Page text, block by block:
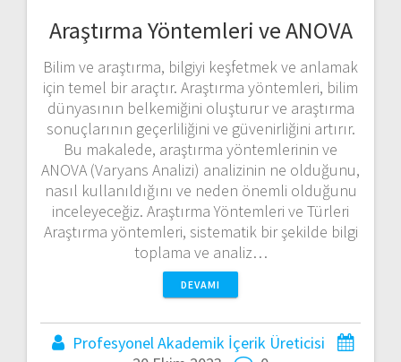
Araştırma Yöntemleri ve ANOVA
Bilim ve araştırma, bilgiyi keşfetmek ve anlamak
için temel bir araçtır. Araştırma yöntemleri, bilim
dünyasının belkemiğini oluşturur ve araştırma
sonuçlarının geçerliliğini ve güvenirliğini artırır.
Bu makalede, araştırma yöntemlerinin ve
ANOVA (Varyans Analizi) analizinin ne olduğunu,
nasıl kullanıldığını ve neden önemli olduğunu
inceleyeceğiz. Araştırma Yöntemleri ve Türleri
Araştırma yöntemleri, sistematik bir şekilde bilgi
toplama ve analiz…
DEVAMI
Profesyonel Akademik İçerik Üreticisi